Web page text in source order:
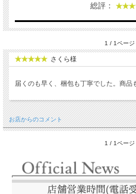
総評：
1 / 1ページ
さくら様
届くのも早く、梱包も丁寧でした。商品
お店からのコメント
1 / 1ページ